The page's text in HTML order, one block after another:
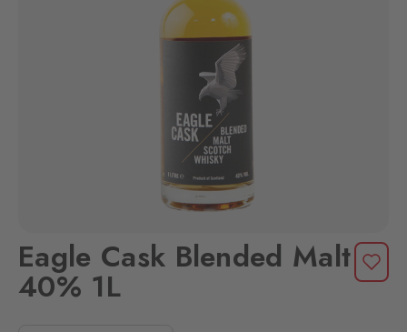
Eagle Cask Blended Malt
40% 1L